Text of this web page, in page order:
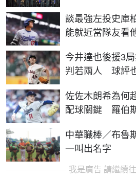
談最強左投史庫
能就近當隊友看
今井達也後援3
判若兩人 球評
佐佐木朗希為何
配球關鍵 羅伯
中華職棒／布
一叫出名字
我是廣告 請繼續